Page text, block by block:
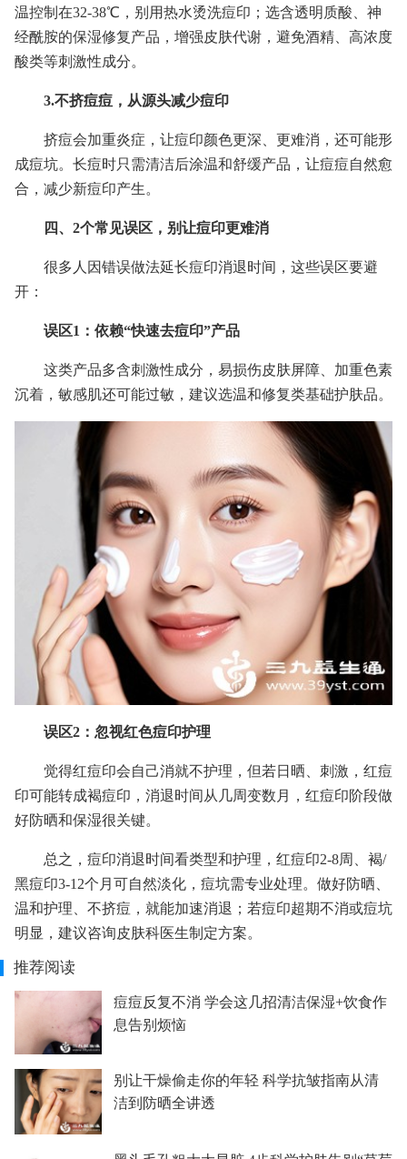
温控制在32-38℃，别用热水烫洗痘印；选含透明质酸、神
经酰胺的保湿修复产品，增强皮肤代谢，避免酒精、高浓度
酸类等刺激性成分。
3.不挤痘痘，从源头减少痘印
挤痘会加重炎症，让痘印颜色更深、更难消，还可能形
成痘坑。长痘时只需清洁后涂温和舒缓产品，让痘痘自然愈
合，减少新痘印产生。
四、2个常见误区，别让痘印更难消
很多人因错误做法延长痘印消退时间，这些误区要避
开：
误区1：依赖“快速去痘印”产品
这类产品多含刺激性成分，易损伤皮肤屏障、加重色素
沉着，敏感肌还可能过敏，建议选温和修复类基础护肤品。
误区2：忽视红色痘印护理
觉得红痘印会自己消就不护理，但若日晒、刺激，红痘
印可能转成褐痘印，消退时间从几周变数月，红痘印阶段做
好防晒和保湿很关键。
总之，痘印消退时间看类型和护理，红痘印2-8周、褐/
黑痘印3-12个月可自然淡化，痘坑需专业处理。做好防晒、
温和护理、不挤痘，就能加速消退；若痘印超期不消或痘坑
明显，建议咨询皮肤科医生制定方案。
推荐阅读
痘痘反复不消 学会这几招清洁保湿+饮食作
息告别烦恼
别让干燥偷走你的年轻 科学抗皱指南从清
洁到防晒全讲透